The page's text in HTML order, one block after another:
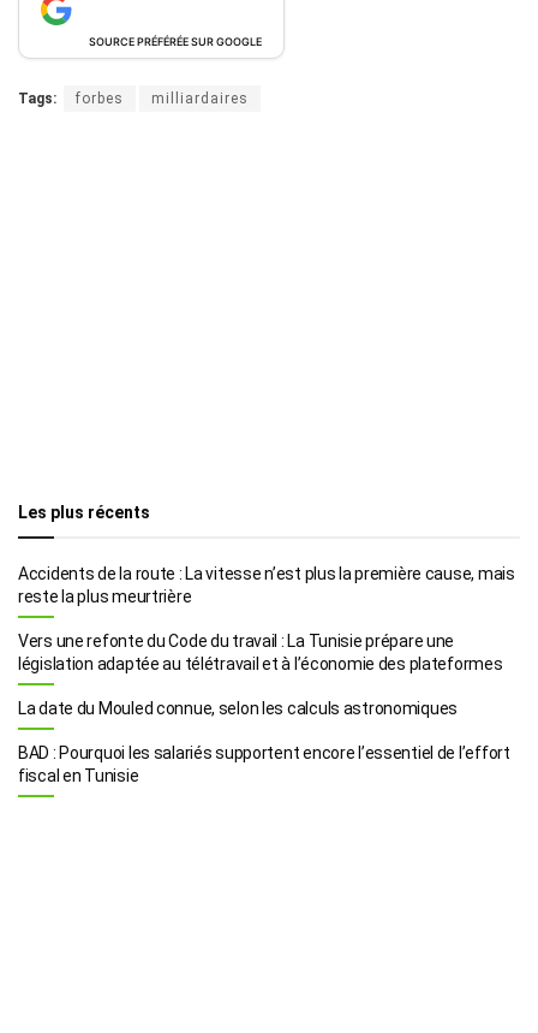
SOURCE PRÉFÉRÉE SUR GOOGLE
Tags: forbes milliardaires
Les plus récents
Accidents de la route : La vitesse n’est plus la première cause, mais
reste la plus meurtrière
Vers une refonte du Code du travail : La Tunisie prépare une
législation adaptée au télétravail et à l’économie des plateformes
La date du Mouled connue, selon les calculs astronomiques
BAD : Pourquoi les salariés supportent encore l’essentiel de l’effort
fiscal en Tunisie